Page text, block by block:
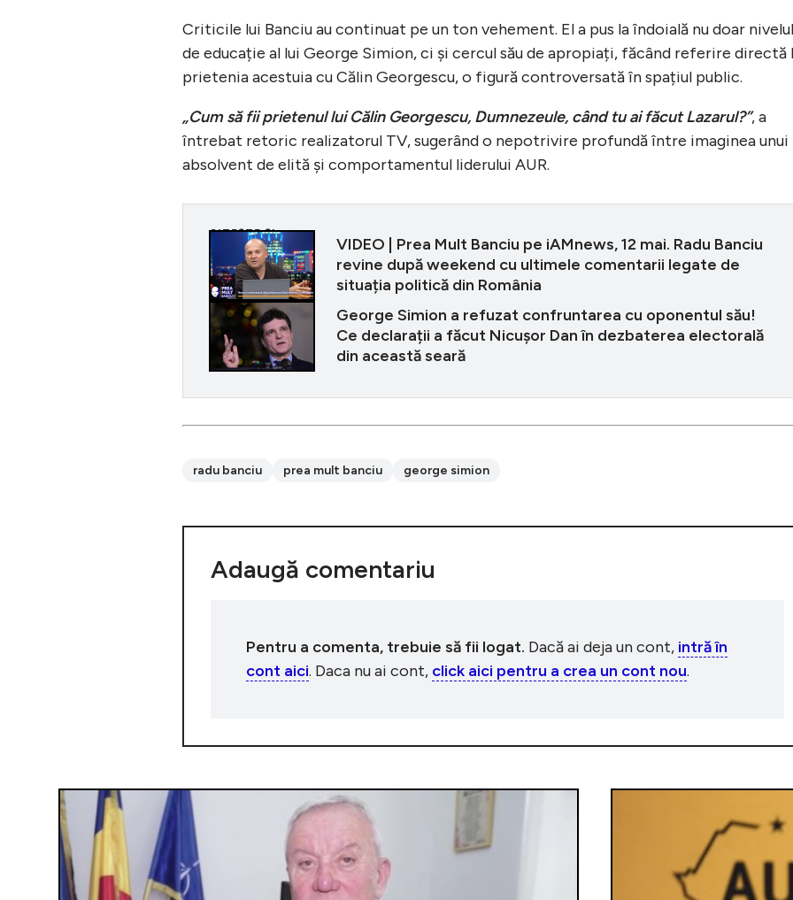
Criticile lui Banciu au continuat pe un ton vehement. El a pus la îndoială nu doar nivelul
de educație al lui George Simion, ci și cercul său de apropiați, făcând referire directă
prietenia acestuia cu Călin Georgescu, o figură controversată în spațiul public.
„Cum să fii prietenul lui Călin Georgescu, Dumnezeule, când tu ai făcut Lazarul?”, a
întrebat retoric realizatorul TV, sugerând o nepotrivire profundă între imaginea unui
absolvent de elită și comportamentul liderului AUR.
CITEȘTE ȘI
VIDEO | Prea Mult Banciu pe iAMnews, 12 mai. Radu Banciu
revine după weekend cu ultimele comentarii legate de
situația politică din România
George Simion a refuzat confruntarea cu oponentul său!
Ce declarații a făcut Nicușor Dan în dezbaterea electorală
din această seară
radu banciu prea mult banciu george simion
Adaugă comentariu
Pentru a comenta, trebuie să fii logat. Dacă ai deja un cont, intră în
cont aici. Daca nu ai cont, click aici pentru a crea un cont nou.